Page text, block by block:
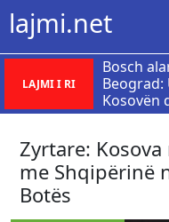
lajmi.net
LAJMI I RI
Bosch
Kosovën
Zyrtare:
me Shqipërinë
Botës